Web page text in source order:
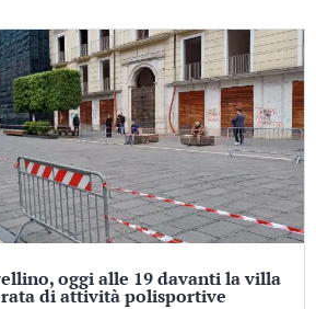
oggi alle 19 davanti la villa
di attività polisportive